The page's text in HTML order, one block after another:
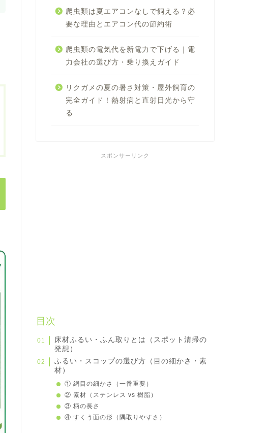
爬虫類は夏エアコンなしで飼える？必
要な理由とエアコン代の節約術
爬虫類の電気代を新電力で下げる｜電
力会社の選び方・乗り換えガイド
リクガメの夏の暑さ対策・屋外飼育の
完全ガイド！熱射病と直射日光から守
る
スポンサーリンク
目次
床材ふるい・ふん取りとは（スポット清掃の
発想）
ふるい・スコップの選び方（目の細かさ・素
材）
① 網目の細かさ（一番重要）
② 素材（ステンレス vs 樹脂）
③ 柄の長さ
④ すくう面の形（隅取りやすさ）